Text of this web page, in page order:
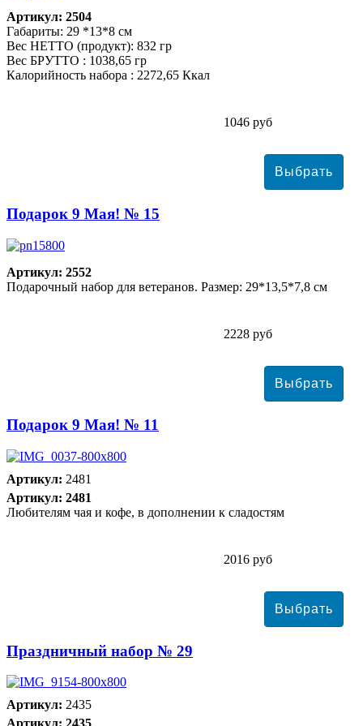
Артикул: 2504
Габариты: 29 *13*8 см
Вес НЕТТО (продукт): 832 гр
Вес БРУТТО : 1038,65 гр
Калорийность набора : 2272,65 Ккал
1046 руб
Подарок 9 Мая! № 15
Артикул: 2552
Подарочный набор для ветеранов. Размер: 29*13,5*7,8 см
2228 руб
Подарок 9 Мая! № 11
Артикул: 2481
Артикул: 2481
Любителям чая и кофе, в дополнении к сладостям
2016 руб
Праздничный набор № 29
Артикул: 2435